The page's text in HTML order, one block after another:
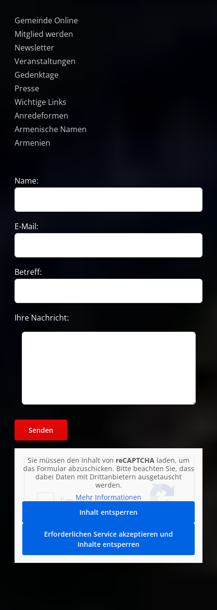
Gemeinde Online
Mitglied werden
Newsletter
Veranstaltungen
Gedenktage
Presse
Wichtige Links
Anredeformen
Armenische Namen
Armenien
Name:
E-Mail:
Betreff:
Ihre Nachricht:
Sie müssen den Inhalt von reCAPTCHA laden, um
das Formular abzuschicken. Bitte beachten Sie, dass
dabei Daten mit Drittanbietern ausgetauscht
werden.
Mehr Informationen
Inhalt entsperren
Erforderlichen Service akzeptieren und
Inhalte entsperren